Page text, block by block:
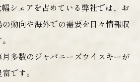
シェアを占めている弊社では、お
動向や海外での需要を日々情報収
多数のジャパニーズウイスキーが
です。